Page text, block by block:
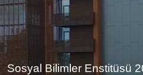
Sosyal Bilimler Enstitüsü